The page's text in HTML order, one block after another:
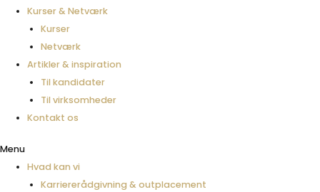
Kurser & Netværk
Kurser
Netværk
Artikler & inspiration
Til kandidater
Til virksomheder
Kontakt os
Menu
Hvad kan vi
Karriererådgivning & outplacement